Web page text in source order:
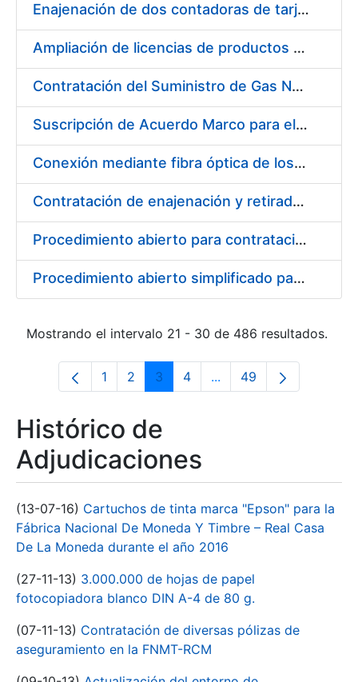
Enajenación de dos contadoras de tarjetas Spartanics.
Ampliación de licencias de productos Atlassian en CERES
Contratación del Suministro de Gas Natural para la Fábrica Nacional de Moneda y Timbre – Real Casa de Moneda, en sus centros de trabajo de Madrid y Burgos
Suscripción de Acuerdo Marco para el Suministro de Repuestos Específicos de Maquinaria
Conexión mediante fibra óptica de los centros de proceso de datos (CPD's) de las sedes de la FNMT-RCM de Burgos y Madrid
Contratación de enajenación y retirada de recortes sobrantes y desperdicios de papel impreso y no impreso durante el año 2022
Procedimiento abierto para contratación de diversas pólizas de aseguramiento para la FNMT-RCM
Procedimiento abierto simplificado para contratación de otras pólizas de aseguramiento para la FNMT-RCM
Mostrando el intervalo 21 - 30 de 486 resultados.
Página
1 Página
2 Página
3 Página
4 ...Páginas intermedias
Página
49
Histórico de
Adjudicaciones
(13-07-16) Cartuchos de tinta marca "Epson" para la
Fábrica Nacional De Moneda Y Timbre – Real Casa
De La Moneda durante el año 2016
(27-11-13) 3.000.000 de hojas de papel
fotocopiadora blanco DIN A-4 de 80 g.
(07-11-13) Contratación de diversas pólizas de
aseguramiento en la FNMT-RCM